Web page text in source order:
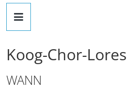
Werkstatt
Brunsbüttel
Der
Koog-Chor-Lores
WANN